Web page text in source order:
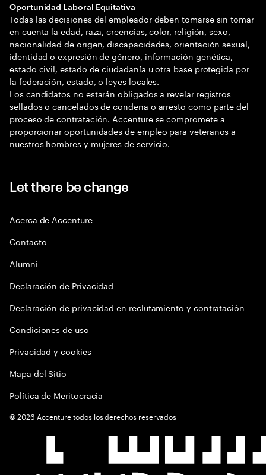
Oportunidad Laboral Equitativa
Todas las decisiones del empleador deben tomarse sin tomar
en cuenta la edad, raza, creencias, color, religión, sexo,
nacionalidad de origen, discapacidades, orientación sexual,
identidad o expresión de género, información genética,
estado civil, estado de ciudadanía u otra base protegida por
la federación, estado, o leyes locales.
Los candidatos no estarán obligados a revelar registros
sellados o cancelados de condena o arresto como parte del
proceso de contratación. Accenture se compromete a
proporcionar oportunidades de empleo para veteranos a
nuestros hombres y mujeres de servicio.
Let there be change
Acerca de Accenture
Contacto
Alumni
Declaración de Privacidad
Declaración de privacidad en reclutamiento y contratación
Condiciones de uso
Privacidad y cookies
Mapa del Sitio
Política de Meritocracia
©2026 Accenture todos los derechos reservados